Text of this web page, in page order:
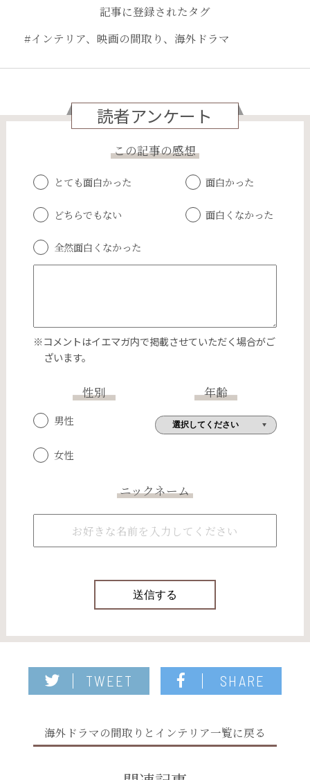
記事に登録されたタグ
#インテリア、映画の間取り、海外ドラマ
読者アンケート
この記事の感想
とても面白かった 面白かった
どちらでもない 面白くなかった
全然面白くなかった
※コメントはイエマガ内で掲載させていただく場合がご
ざいます。
性別
男性
女性
年齢
ニックネーム
TWEET SHARE
海外ドラマの間取りとインテリア一覧に戻る